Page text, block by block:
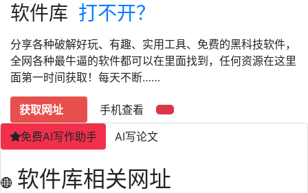
软件库 打不开？
分享各种破解好玩、有趣、实用工具、免费的黑科技软件，
全网各种最牛逼的软件都可以在里面找到，任何资源在这里
面第一时间获取！每天不断……
获取网址
手机查看
免费AI写作助手
AI写论文
软件库相关网址